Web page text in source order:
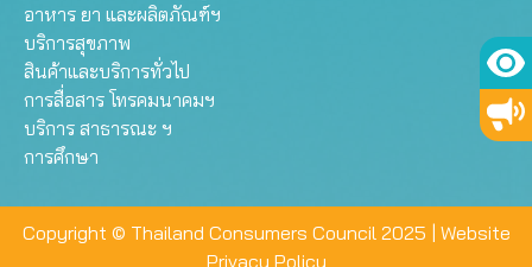
อาหาร ยา และผลิตภัณฑ์ฯ
บริการสุขภาพ
สินค้าและบริการทั่วไป
การสื่อสาร โทรคมนาคมฯ
บริการ สาธารณะ ฯ
การศึกษา
Copyright © Thailand Consumers Council 2025 | Website
Privacy Policy